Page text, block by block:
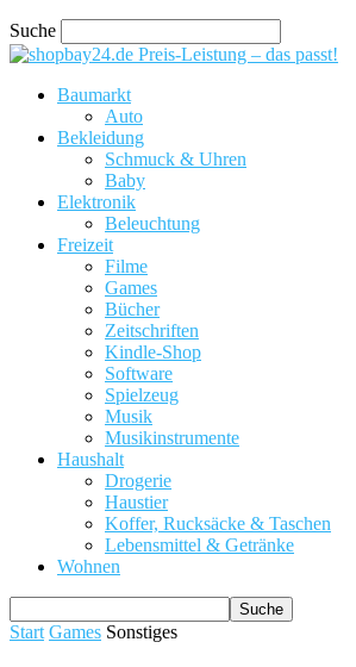
Suche
Preis-Leistung – das passt!
Baumarkt
Auto
Bekleidung
Schmuck & Uhren
Baby
Elektronik
Beleuchtung
Freizeit
Filme
Games
Bücher
Zeitschriften
Kindle-Shop
Software
Spielzeug
Musik
Musikinstrumente
Haushalt
Drogerie
Haustier
Koffer, Rucksäcke & Taschen
Lebensmittel & Getränke
Wohnen
Start Games Sonstiges